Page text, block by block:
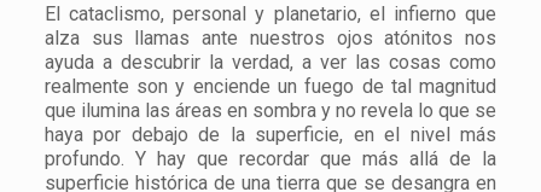
El cataclismo, personal y planetario, el infierno que
alza sus llamas ante nuestros ojos atónitos nos
ayuda a descubrir la verdad, a ver las cosas como
realmente son y enciende un fuego de tal magnitud
que ilumina las áreas en sombra y no revela lo que se
haya por debajo de la superficie, en el nivel más
profundo. Y hay que recordar que más allá de la
superficie histórica de una tierra que se desangra en